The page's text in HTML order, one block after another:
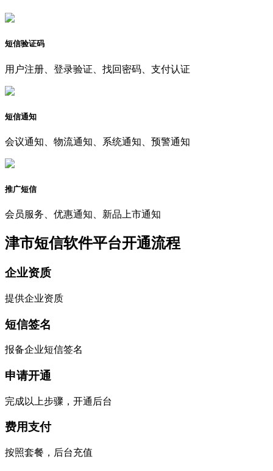
短信验证码
用户注册、登录验证、找回密码、支付认证
短信通知
会议通知、物流通知、系统通知、预警通知
推广短信
会员服务、优惠通知、新品上市通知
津市短信软件平台开通流程
企业资质
提供企业资质
短信签名
报备企业短信签名
申请开通
完成以上步骤，开通后台
费用支付
按照套餐，后台充值